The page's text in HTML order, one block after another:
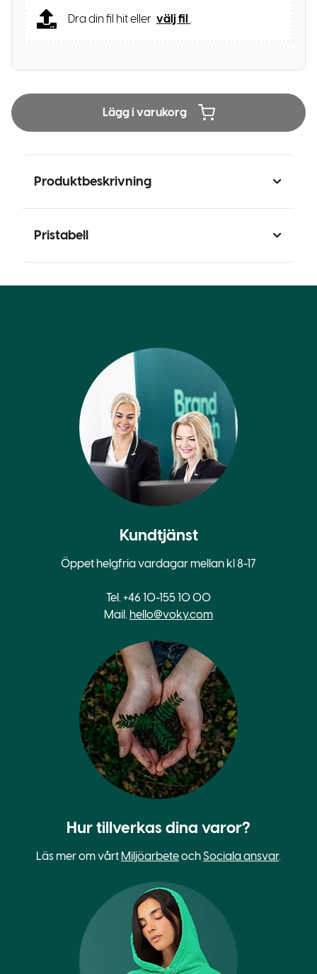
Dra din fil hit eller välj fil .
Lägg i varukorg
Produktbeskrivning
Pristabell
Kundtjänst
Öppet helgfria vardagar mellan kl 8-17
Tel. +46 10-155 10 00
Mail. hello@voky.com
Hur tillverkas dina varor?
Läs mer om vårt MiljöarbeteochSociala ansvar.